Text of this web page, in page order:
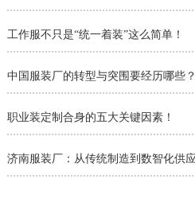
工作服不只是“统一着装”这么简单！
中国服装厂的转型与突围要经历哪些？
职业装定制合身的五大关键因素！